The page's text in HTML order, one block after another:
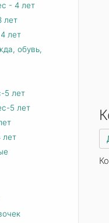
- 4 лет
лет
лет
обувь,
5 лет
5 лет
лет